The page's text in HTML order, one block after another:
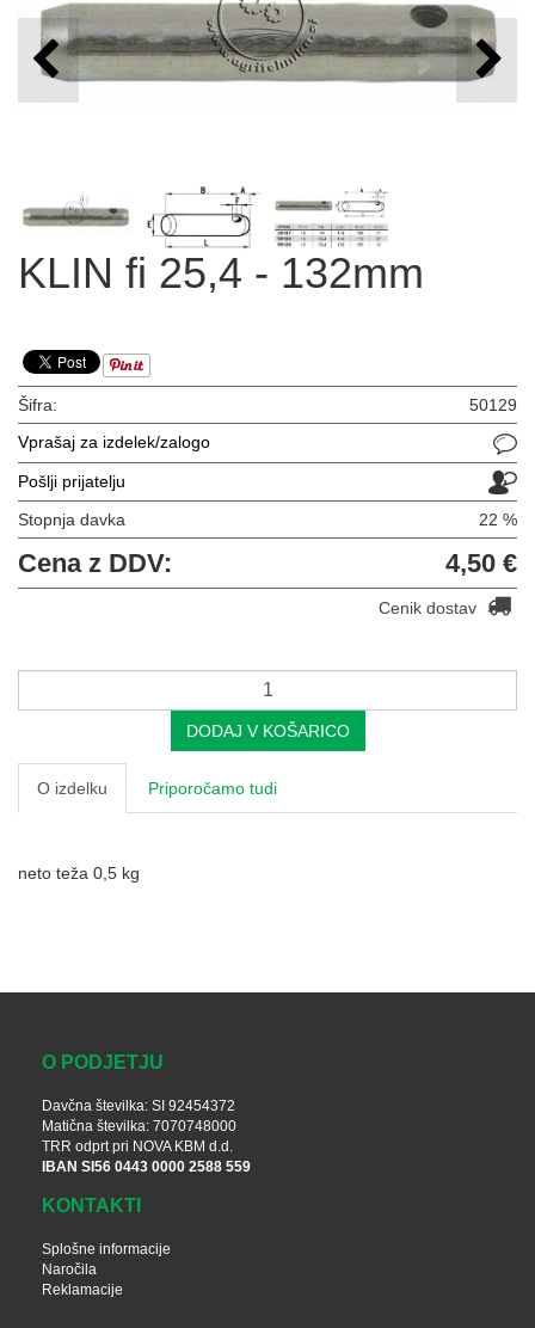
KLIN fi 25,4 - 132mm
Šifra:
50129
Vprašaj za izdelek/zalogo
Pošlji prijatelju
Stopnja davka 22 %
Cena z DDV: 4,50 €
Cenik dostav
DODAJ V KOŠARICO
O izdelku Priporočamo tudi
neto teža 0,5 kg
O PODJETJU
Davčna številka: SI 92454372
Matična številka: 7070748000
TRR odprt pri NOVA KBM d.d.
IBAN SI56 0443 0000 2588 559
KONTAKTI
Splošne informacije
Naročila
Reklamacije